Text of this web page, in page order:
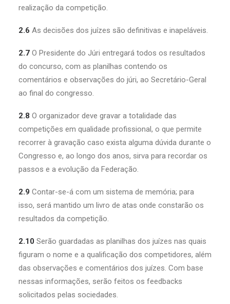
realização da competição.
2.6 As decisões dos juízes são definitivas e inapeláveis.
2.7 O Presidente do Júri entregará todos os resultados
do concurso, com as planilhas contendo os
comentários e observações do júri, ao Secretário-Geral
ao final do congresso.
2.8 O organizador deve gravar a totalidade das
competições em qualidade profissional, o que permite
recorrer à gravação caso exista alguma dúvida durante o
Congresso e, ao longo dos anos, sirva para recordar os
passos e a evolução da Federação.
2.9 Contar-se-á com um sistema de memória; para
isso, será mantido um livro de atas onde constarão os
resultados da competição.
2.10 Serão guardadas as planilhas dos juízes nas quais
figuram o nome e a qualificação dos competidores, além
das observações e comentários dos juízes. Com base
nessas informações, serão feitos os feedbacks
solicitados pelas sociedades.